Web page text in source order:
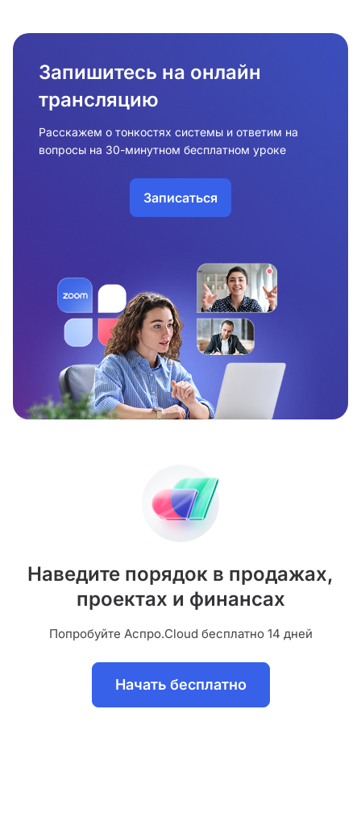
Запишитесь на онлайн
трансляцию
Расскажем о тонкостях системы и ответим на
вопросы на 30-минутном бесплатном уроке
Записаться
Наведите порядок в продажах,
проектах и финансах
Попробуйте Аспро.Cloud бесплатно 14 дней
Начать бесплатно